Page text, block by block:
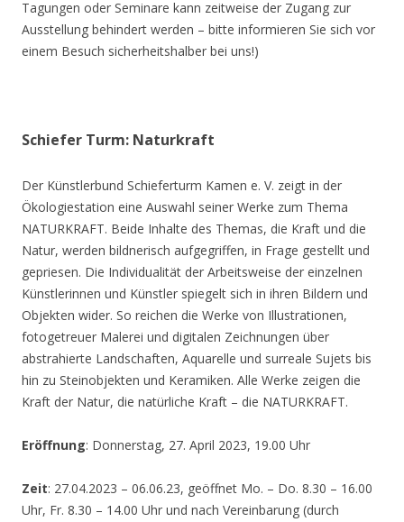
Tagungen oder Seminare kann zeitweise der Zugang zur
Ausstellung behindert werden – bitte informieren Sie sich vor
einem Besuch sicherheitshalber bei uns!)
Schiefer Turm: Naturkraft
Der Künstlerbund Schieferturm Kamen e. V. zeigt in der
Ökologiestation eine Auswahl seiner Werke zum Thema
NATURKRAFT. Beide Inhalte des Themas, die Kraft und die
Natur, werden bildnerisch aufgegriffen, in Frage gestellt und
gepriesen. Die Individualität der Arbeitsweise der einzelnen
Künstlerinnen und Künstler spiegelt sich in ihren Bildern und
Objekten wider. So reichen die Werke von Illustrationen,
fotogetreuer Malerei und digitalen Zeichnungen über
abstrahierte Landschaften, Aquarelle und surreale Sujets bis
hin zu Steinobjekten und Keramiken. Alle Werke zeigen die
Kraft der Natur, die natürliche Kraft – die NATURKRAFT.
Eröffnung: Donnerstag, 27. April 2023, 19.00 Uhr
Zeit: 27.04.2023 – 06.06.23, geöffnet Mo. – Do. 8.30 – 16.00
Uhr, Fr. 8.30 – 14.00 Uhr und nach Vereinbarung (durch